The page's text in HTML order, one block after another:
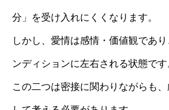
分」を受け入れにくくなります。
しかし、愛情は感情・価値観であ
ンディションに左右される状態です
この二つは密接に関わりながらも